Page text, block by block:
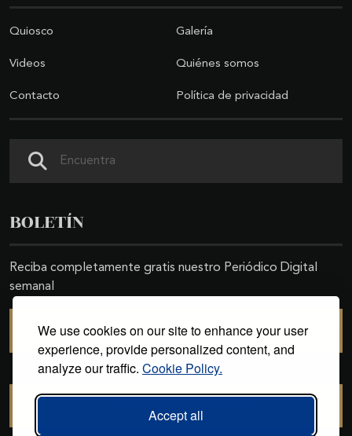
We use cookies on our site to enhance your user
experience, provide personalized content, and
analyze our traffic. Cookie Policy.
Accept all
Quiosco Galería
Videos Quiénes somos
Contacto Política de privacidad
BOLETÍN
Reciba completamente gratis nuestro Periódico Digital
semanal
SUSCRIBIRSE